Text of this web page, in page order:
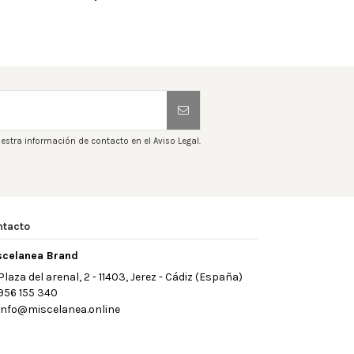
información de contacto en el Aviso Legal.
Brand
del arenal, 2 - 11403, Jerez - Cádiz (España)
155 340